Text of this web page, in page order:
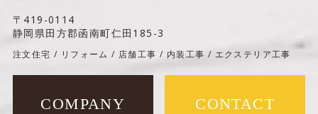
〒419-0114
静岡県田方郡函南町仁田185-3
注文住宅 / リフォーム / 店舗工事 / 内装工事 / エクステリア工事
COMPANY CONTACT